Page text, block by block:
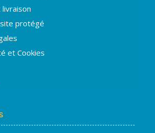
protégé
et Cookies
👋 Bonjour ! Je suis
je vous aider ?
Autre problème